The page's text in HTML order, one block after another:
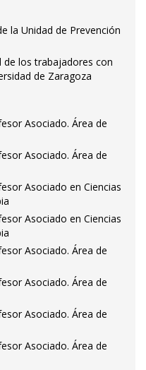
la Unidad de Prevención
de los trabajadores con
de Zaragoza
Asociado. Área de
Asociado. Área de
Asociado en Ciencias
Asociado en Ciencias
Asociado. Área de
Asociado. Área de
Asociado. Área de
Asociado. Área de